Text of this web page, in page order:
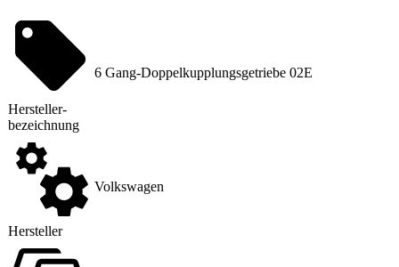
Hersteller­
bezeichnung
6 Gang-Doppelkupplungsgetriebe 02E
Hersteller
Volkswagen